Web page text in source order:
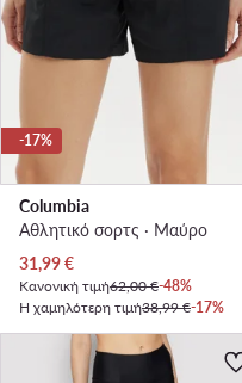
-17%
Columbia
Αθλητικό σορτς · Μαύρο
Τρέχουσα τιμή
31,99€
Κανονική τιμή62,00 €-48%
Η χαμηλότερη τιμή38,99 €-17%